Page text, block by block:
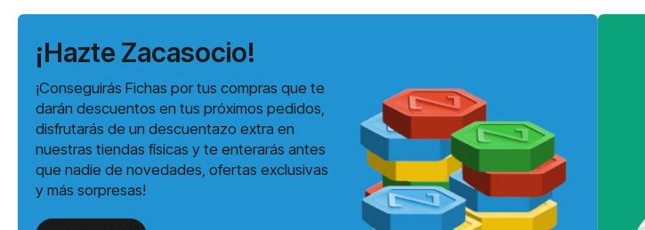
¡Hazte Zacasocio!
¡Conseguirás Fichas por tus compras que te
darán descuentos en tus próximos pedidos,
disfrutarás de un descuentazo extra en
nuestras tiendas físicas y te enterarás antes
que nadie de novedades, ofertas exclusivas
y más sorpresas!